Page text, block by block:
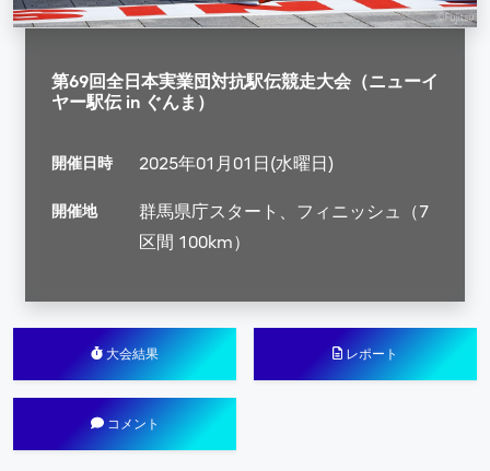
第69回全日本実業団対抗駅伝競走大会（ニューイ
ヤー駅伝 in ぐんま）
開催日時 2025年01月01日(水曜日)
開催地
群馬県庁スタート、フィニッシュ（7
区間 100km）
大会結果 レポート
コメント